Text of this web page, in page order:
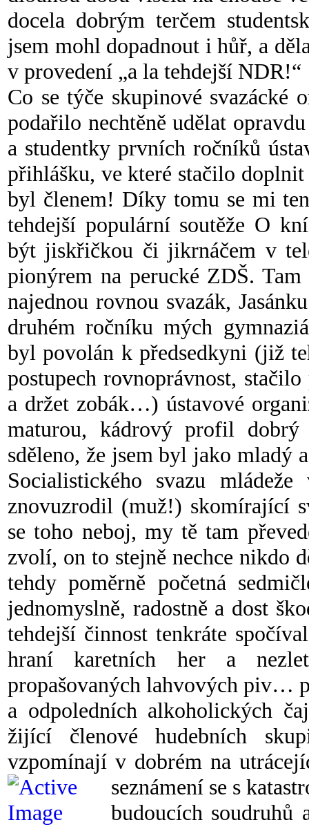
docela dobrým terčem
jsem mohl dopadnout i hůř, a
v provedení „a la tehdejší NDR!“
Co se týče skupinové svazácké
podařilo nechtěně udělat
a studentky prvních ročníků
přihlášku, ve které stačilo
byl členem! Díky tomu se mi
tehdejší populární soutěže O
být jiskřičkou či jikrnáčem v
pionýrem na perucké ZDŠ.
najednou rovnou svazák,
druhémročníku mých
byl povolán k předsedkyni (již
postupech rovnoprávnost,
a držet zobák…) ústavové
maturou, kádrový profil
sděleno, že jsem byl jako mladý
Socialistického svazu
znovuzrodil (muž!) skomírající
se toho neboj, my tě tam
zvolí, on to stejně nechce nikdo
tehdy poměrně početná
jednomyslně, radostně a dost
tehdejší činnost tenkráte
hraní karetních her a
propašovaných lahvových piv…
a odpoledních alkoholických
žijící členové hudebních
vzpomínají v dobrém na
seznámení se s
budoucích soudruhů